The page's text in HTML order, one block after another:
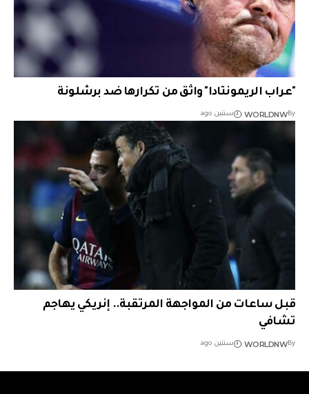
"عراب الريمونتادا" واثق من تكرارها ضد برشلونة
By
WORLDNW سنتين ago
قبل ساعات من المواجهة المرتقبة.. إنريكي يهاجم
تشافي
By
WORLDNW سنتين ago